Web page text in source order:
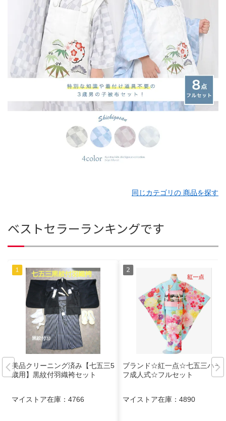
同じカテゴリの 商品を探す
ベストセラーランキングです
美品クリーニング済み【七五三5
歳用】黒紋付羽織袴セット
マイストア在庫： 4766
ブランド☆紅一点☆七五三ハー
フ成人式☆フルセット
マイストア在庫： 4890